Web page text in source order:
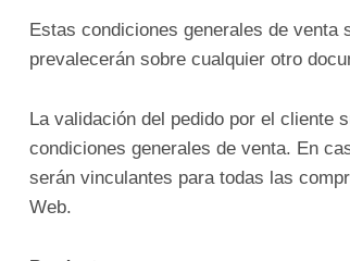
Estas condiciones generales de venta
prevalecerán sobre cualquier otro
La validación del pedido por el cliente
condiciones generales de venta. En
serán vinculantes para todas las
Web.